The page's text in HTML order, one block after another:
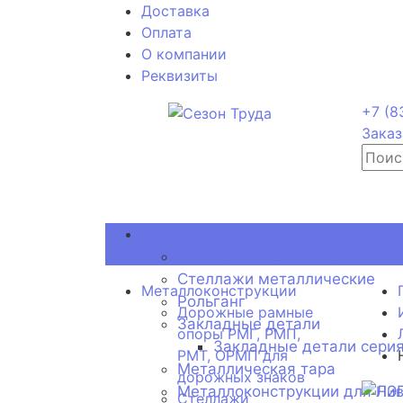
Доставка
Оплата
О компании
Реквизиты
+7
Стеллажи металлические
Рольганг
Закладные детали
Закладные детали
Металлическая тара
Металлоконструкции для
Металлоконструкции
Дорожные рамные
опоры РМГ, РМП,
РМТ, ОРМП для
дорожных знаков
Стеллажи